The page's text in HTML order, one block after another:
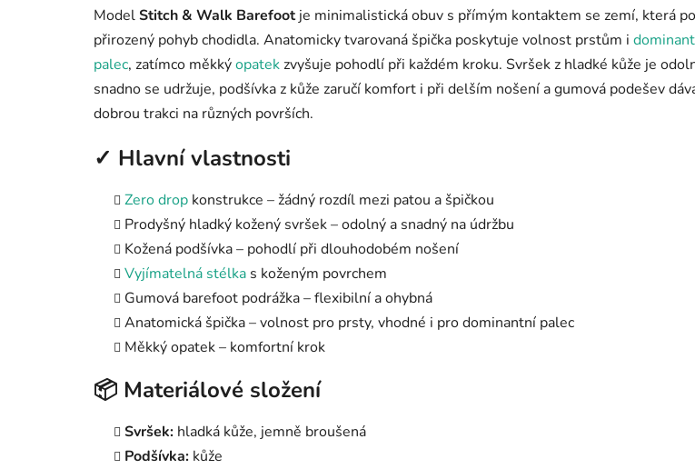
ModelStitch & Walk Barefootje minimalistická obuv s přímým kontaktem se zemí, která
přirozený pohyb chodidla. Anatomicky tvarovaná špička poskytuje volnost prstům i
palec, zatímco měkkýopatekzvyšuje pohodlí při každém kroku. Svršek z hladké kůže je
snadno se udržuje, podšívka z kůže zaručí komfort i při delším nošení a gumová podešev
dobrou trakci na různých površích.
✓ Hlavní vlastnosti
Zero drop konstrukce – žádný rozdíl mezi patou a špičkou
Prodyšný hladký kožený svršek – odolný a snadný na údržbu
Kožená podšívka – pohodlí při dlouhodobém nošení
Vyjímatelná stélka s koženým povrchem
Gumová barefoot podrážka – flexibilní a ohybná
Anatomická špička – volnost pro prsty, vhodné i pro dominantní palec
Měkký opatek – komfortní krok
📦 Materiálové složení
Svršek: hladká kůže, jemně broušená
Podšívka: kůže